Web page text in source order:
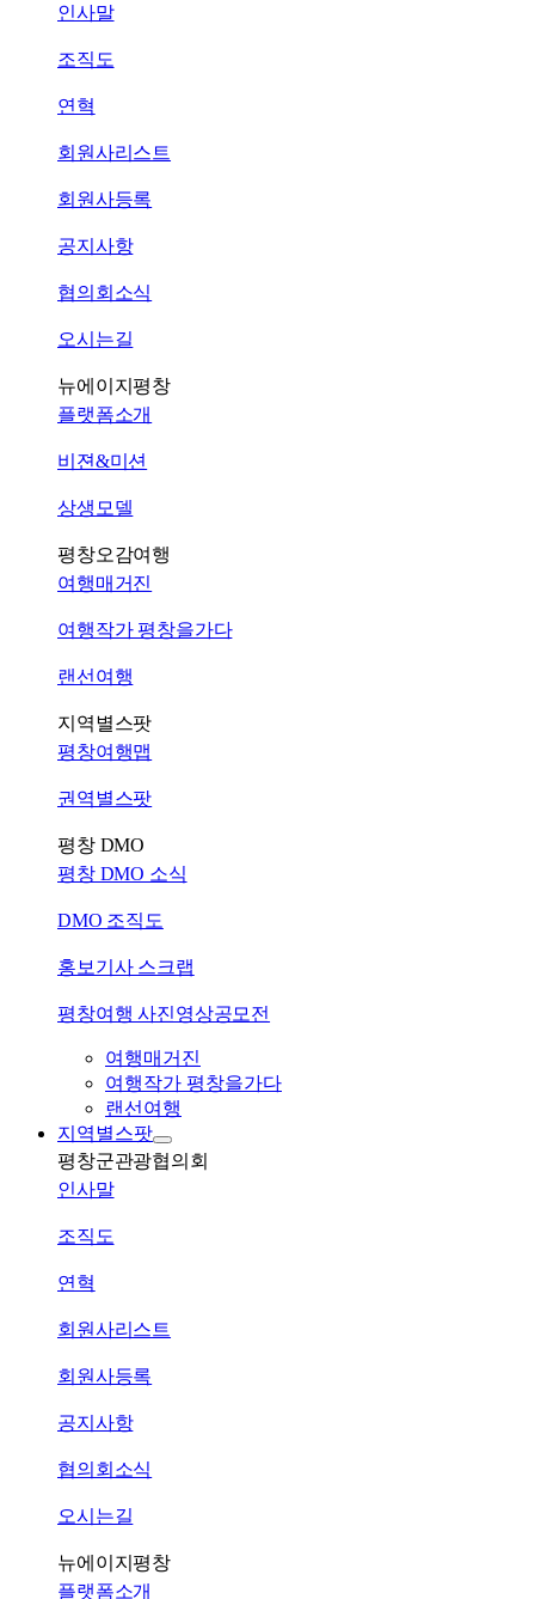
인사말
조직도
연혁
회원사리스트
회원사등록
공지사항
협의회소식
오시는길
뉴에이지평창
플랫폼소개
비젼&미션
상생모델
평창오감여행
여행매거진
여행작가 평창을가다
랜선여행
지역별스팟
평창여행맵
권역별스팟
평창 DMO
평창 DMO 소식
DMO 조직도
홍보기사 스크랩
평창여행 사진영상공모전
여행매거진
여행작가 평창을가다
랜선여행
지역별스팟
평창군관광협의회
인사말
조직도
연혁
회원사리스트
회원사등록
공지사항
협의회소식
오시는길
뉴에이지평창
플랫폼소개